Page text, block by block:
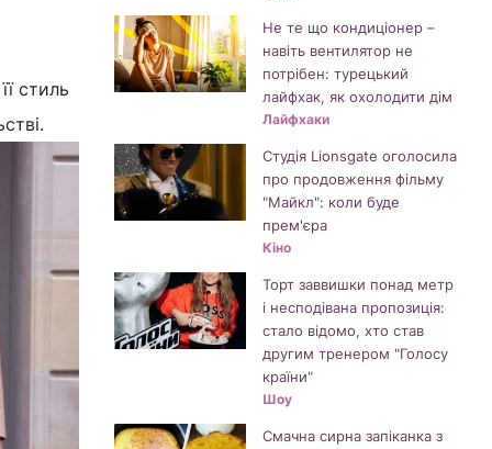
стиль
Не те що кондиціонер –
навіть вентилятор не
потрібен: турецький
лайфхак, як охолодити дім
Лайфхаки
Студія Lionsgate оголосила
про продовження фільму
"Майкл": коли буде
прем'єра
Кіно
Торт заввишки понад метр
і несподівана пропозиція:
стало відомо, хто став
другим тренером "Голосу
країни"
Шоу
Смачна сирна запіканка з